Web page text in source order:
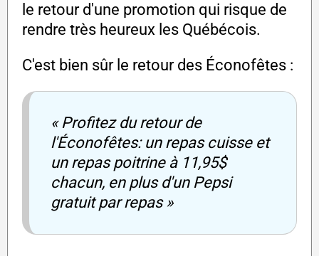
le retour d'une promotion qui risque de
rendre très heureux les Québécois.
C'est bien sûr le retour des Éconofêtes :
« Profitez du retour de
l'Éconofêtes: un repas cuisse et
un repas poitrine à 11,95$
chacun, en plus d'un Pepsi
gratuit par repas »